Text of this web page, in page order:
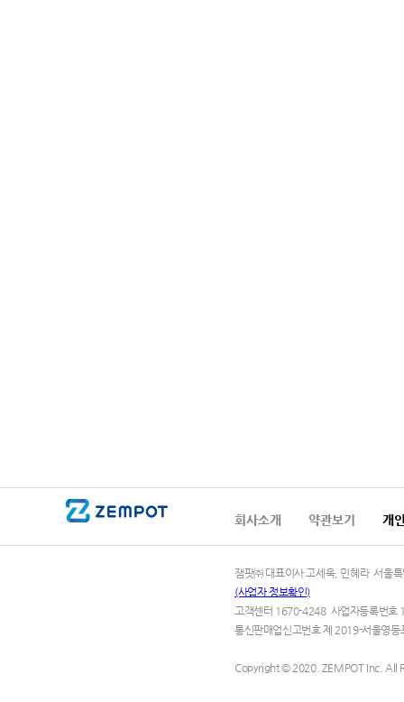
회사소개 약관보기 개
잼팟㈜ 대표이사 고세욱, 민혜라 서울
(사업자 정보확인)
고객센터 1670-4248 사업자등록번호
통신판매업신고번호 제 2019-서울영
Copyright © 2020. ZEMPOT Inc. All